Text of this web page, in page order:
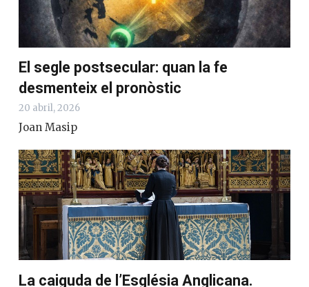
El segle postsecular: quan la fe
desmenteix el pronòstic
20 abril, 2026
Joan Masip
La caiguda de l’Església Anglicana.